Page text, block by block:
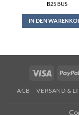
B25 BUS
IN DEN
Visa
AGB VERSAND &